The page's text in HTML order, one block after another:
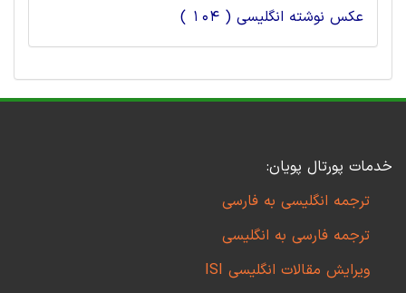
عکس نوشته انگلیسی ( 104 )
خدمات پورتال پویان:
ترجمه انگلیسی به فارسی
ترجمه فارسی به انگلیسی
ویرایش مقالات انگلیسی ISI